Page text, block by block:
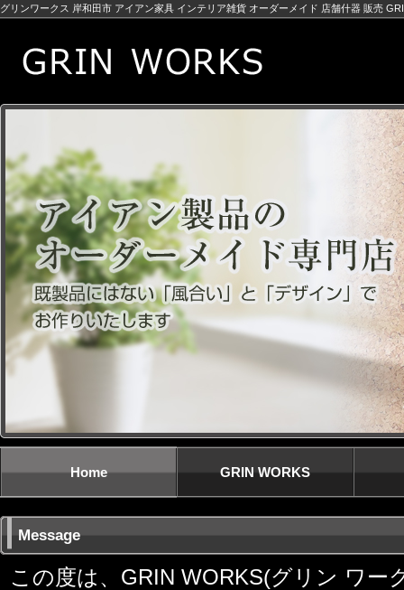
グリンワークス 岸和田市 アイアン家具 インテリア雑貨 オーダーメイド 店舗什器 販売
Home GRIN WORKS
Message
この度は、GRIN WORKS(グリン ワー